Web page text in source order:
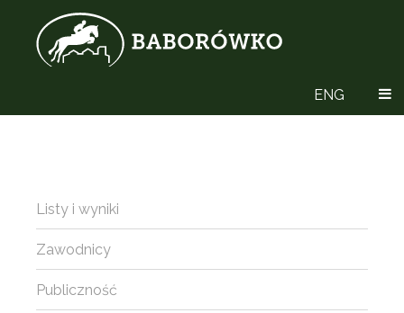
ENG
Listy i wyniki
Zawodnicy
Publiczność